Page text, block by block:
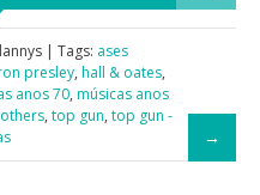
| Tags: ases
presley, hall & oates,
anos 70, músicas anos
, top gun, top gun -